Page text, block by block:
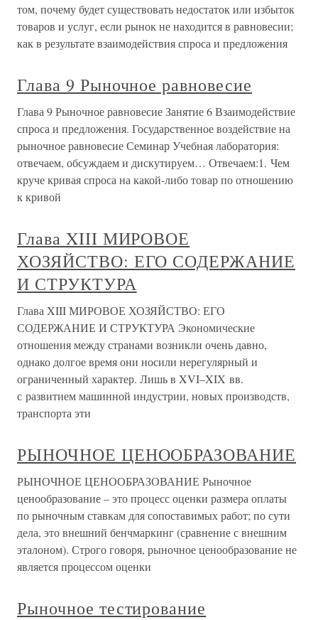
том, почему будет существовать недостаток или избыток
товаров и услуг, если рынок не находится в равновесии;
как в результате взаимодействия спроса и предложения
Глава 9 Рыночное равновесие
Глава 9 Рыночное равновесие Занятие 6 Взаимодействие
спроса и предложения. Государственное воздействие на
рыночное равновесие Семинар Учебная лаборатория:
отвечаем, обсуждаем и дискутируем… Отвечаем:1. Чем
круче кривая спроса на какой-либо товар по отношению
к кривой
Глава XIII МИРОВОЕ
ХОЗЯЙСТВО: ЕГО СОДЕРЖАНИЕ
И СТРУКТУРА
Глава XIII МИРОВОЕ ХОЗЯЙСТВО: ЕГО
СОДЕРЖАНИЕ И СТРУКТУРА Экономические
отношения между странами возникли очень давно,
однако долгое время они носили нерегулярный и
ограниченный характер. Лишь в XVI–XIX вв.
с развитием машинной индустрии, новых производств,
транспорта эти
РЫНОЧНОЕ ЦЕНООБРАЗОВАНИЕ
РЫНОЧНОЕ ЦЕНООБРАЗОВАНИЕ Рыночное
ценообразование – это процесс оценки размера оплаты
по рыночным ставкам для сопоставимых работ; по сути
дела, это внешний бенчмаркинг (сравнение с внешним
эталоном). Строго говоря, рыночное ценообразование не
является процессом оценки
Рыночное тестирование